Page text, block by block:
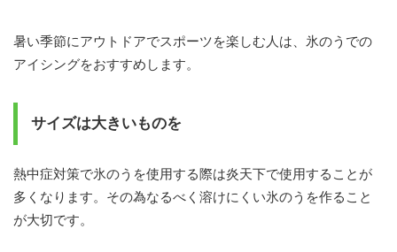
暑い季節にアウトドアでスポーツを楽しむ人は、氷のうでの
アイシングをおすすめします。
サイズは大きいものを
熱中症対策で氷のうを使用する際は炎天下で使用することが
多くなります。その為なるべく溶けにくい氷のうを作ること
が大切です。